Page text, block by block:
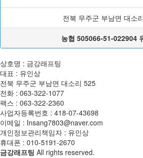
전북 무주군 부남면 대소
농협 505066-51-022904
상호명 : 금강래프팅
대표 : 유인상
전북 무주군 부남면 대소리 525
전화 : 063-322-1077
팩스 : 063-322-2360
사업자등록번호 : 418-07-43698
이메일 : Insang7803@naver.com
개인정보관리책임자 : 유인상
휴대폰 : 010-5191-2670
금강래프팅 All rights reserved.